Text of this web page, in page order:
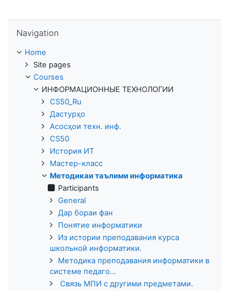
Navigation
Home
Site pages
Courses
ИНФОРМАЦИОННЫЕ ТЕХНОЛОГИИ
CS50_Ru
Дастурҳо
Асосҳои техн. инф.
CS50
История ИТ
Мастер-класс
Методикаи таълими информатика
Participants
General
Дар бораи фан
Понятие информатики
Из истории преподавания курса
школьной информатики.
Методика преподавания информатики в
системе педаго...
Связь МПИ с другими предметами.